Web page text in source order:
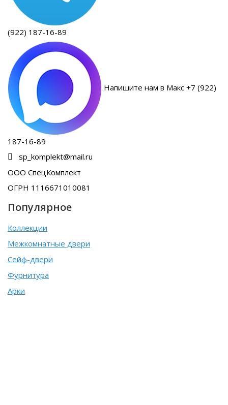
(922) 187-16-89
Напишите нам в Макс +7 (922)
187-16-89
sp_komplekt@mail.ru
ООО СпецКомплект
ОГРН 1116671010081
Популярное
Коллекции
Межкомнатные двери
Сейф-двери
Фурнитура
Арки